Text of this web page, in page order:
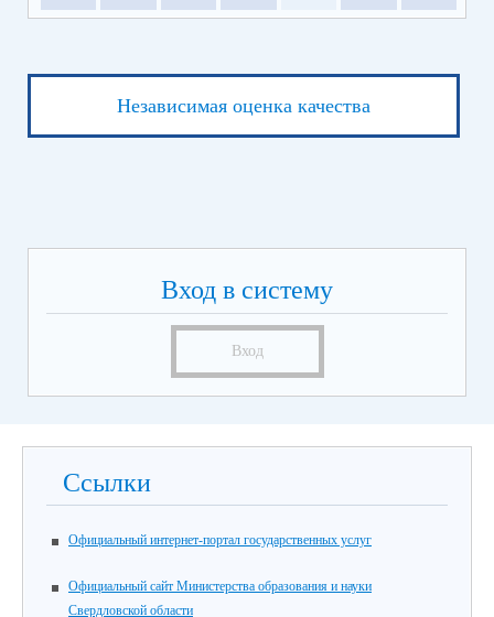
Независимая оценка качества
Вход в систему
Вход
Ссылки
Официальный интернет-портал государственных услуг
Официальный сайт Министерства образования и науки
Свердловской области